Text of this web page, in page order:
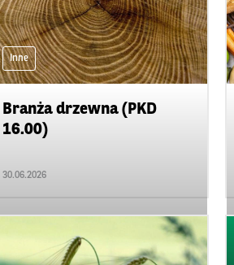
Inne
Branża drzewna (PKD
16.00)
30.06.2026